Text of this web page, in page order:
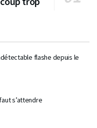
flashe depuis le
s’attendre